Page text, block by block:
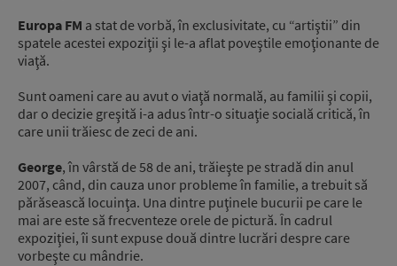
Europa FM a stat de vorbă, în exclusivitate, cu “artiştii” din
spatele acestei expoziţii şi le-a aflat poveştile emoţionante de
viaţă.
Sunt oameni care au avut o viaţă normală, au familii şi copii,
dar o decizie greşită i-a adus într-o situaţie socială critică, în
care unii trăiesc de zeci de ani.
George, în vârstă de 58 de ani, trăieşte pe stradă din anul
2007, când, din cauza unor probleme în familie, a trebuit să
părăsească locuinţa. Una dintre puţinele bucurii pe care le
mai are este să frecventeze orele de pictură. În cadrul
expoziţiei, îi sunt expuse două dintre lucrări despre care
vorbeşte cu mândrie.